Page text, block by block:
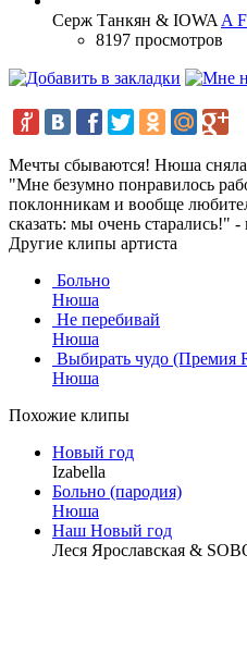
Серж Танкян & IOWA A
8197 просмотров
Мечты сбываются! Нюша сняла
"Мне безумно понравилось
поклонникам и вообще
сказать: мы очень старались!"
Другие клипы артиста
Больно
Нюша
Не перебивай
Нюша
Выбирать чудо (Премия
Нюша
Похожие клипы
Новый год
Izabella
Больно (пародия)
Нюша
Наш Новый год
Леся Ярославская &